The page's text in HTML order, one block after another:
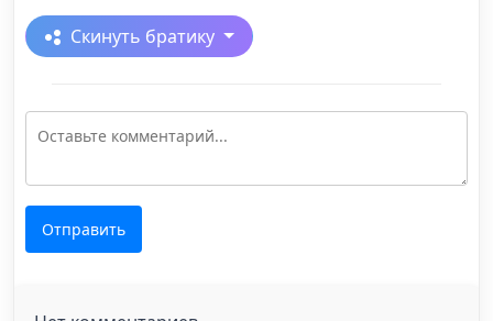
Скинуть братику
Отправить